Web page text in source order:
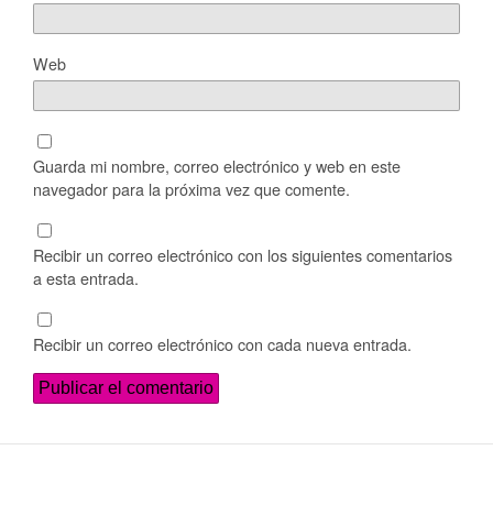
Web
Guarda mi nombre, correo electrónico y web en este
navegador para la próxima vez que comente.
Recibir un correo electrónico con los siguientes comentarios
a esta entrada.
Recibir un correo electrónico con cada nueva entrada.